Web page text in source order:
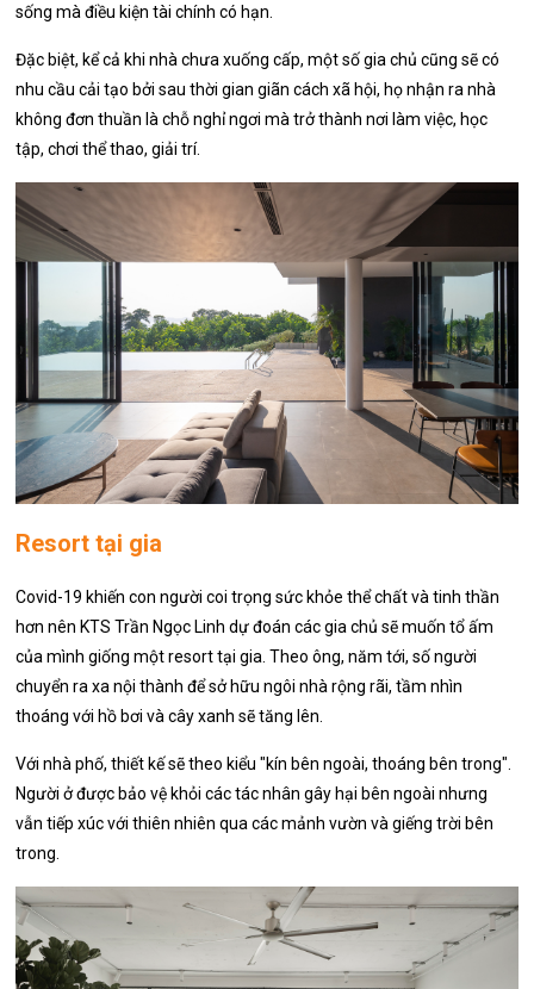
sống mà điều kiện tài chính có hạn.
Đặc biệt, kể cả khi nhà chưa xuống cấp, một số gia chủ cũng sẽ có
nhu cầu cải tạo bởi sau thời gian giãn cách xã hội, họ nhận ra nhà
không đơn thuần là chỗ nghỉ ngơi mà trở thành nơi làm việc, học
tập, chơi thể thao, giải trí.
Resort tại gia
Covid-19 khiến con người coi trọng sức khỏe thể chất và tinh thần
hơn nên KTS Trần Ngọc Linh dự đoán các gia chủ sẽ muốn tổ ấm
của mình giống một resort tại gia. Theo ông, năm tới, số người
chuyển ra xa nội thành để sở hữu ngôi nhà rộng rãi, tầm nhìn
thoáng với hồ bơi và cây xanh sẽ tăng lên.
Với nhà phố, thiết kế sẽ theo kiểu "kín bên ngoài, thoáng bên trong".
Người ở được bảo vệ khỏi các tác nhân gây hại bên ngoài nhưng
vẫn tiếp xúc với thiên nhiên qua các mảnh vườn và giếng trời bên
trong.